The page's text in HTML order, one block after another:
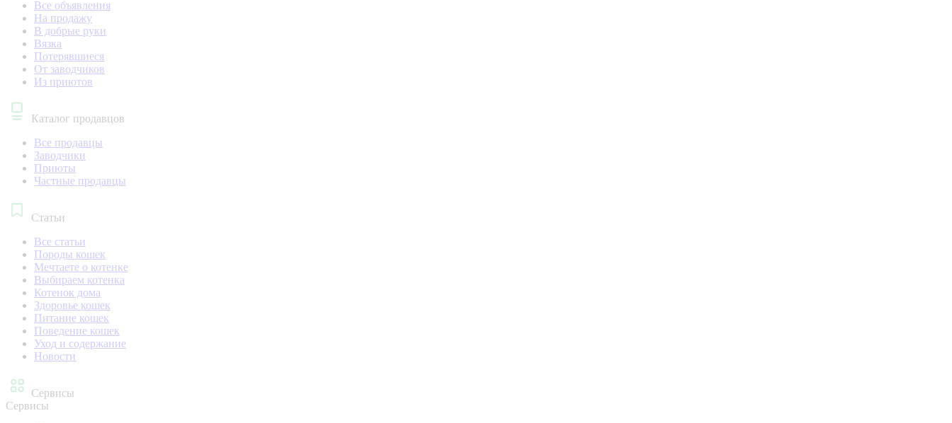
Все объявления
На продажу
В добрые руки
Вязка
Потерявшиеся
От заводчиков
Из приютов
Каталог продавцов
Все продавцы
Заводчики
Приюты
Частные продавцы
Статьи
Все статьи
Породы кошек
Мечтаете о котенке
Выбираем котенка
Котенок дома
Здоровье кошек
Питание кошек
Поведение кошек
Уход и содержание
Новости
Сервисы
Сервисы